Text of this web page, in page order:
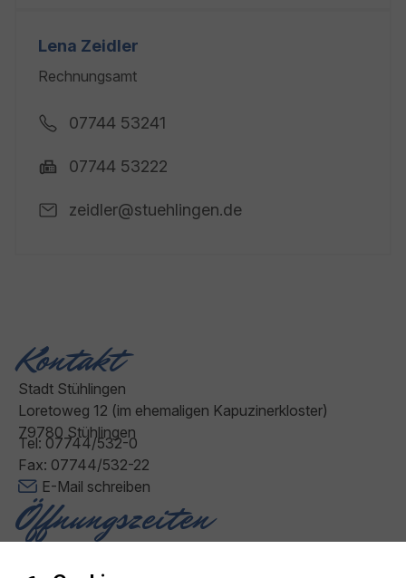
Lena Zeidler
Rechnungsamt
07744 53241
07744 53222
zeidler@stuehlingen.de
Kontakt
Stadt Stühlingen
Loretoweg 12 (im ehemaligen Kapuzinerkloster)
79780 Stühlingen
Tel: 07744/532-0
Fax: 07744/532-22
E-Mail schreiben
Öffnungszeiten
Montag - Freitag: 08:00 - 12:00 Uhr